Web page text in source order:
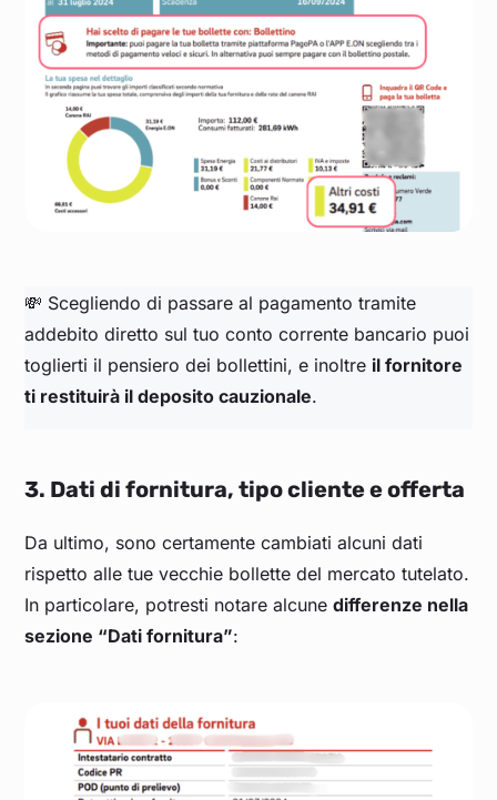
💸 Scegliendo di passare al pagamento tramite
addebito diretto sul tuo conto corrente bancario puoi
toglierti il pensiero dei bollettini, e inoltre il fornitore
ti restituirà il deposito cauzionale.
3. Dati di fornitura, tipo cliente e offerta
Da ultimo, sono certamente cambiati alcuni dati
rispetto alle tue vecchie bollette del mercato tutelato.
In particolare, potresti notare alcunedifferenze nella
sezione “Dati fornitura”: